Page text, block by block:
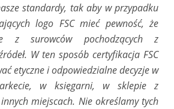
standardy, tak aby w przypadku
logo FSC mieć pewność, że
z surowców pochodzących z
W ten sposób certyfikacja FSC
etyczne i odpowiedzialne decyzje w
w księgarni, w sklepie z
miejscach. Nie określamy tych